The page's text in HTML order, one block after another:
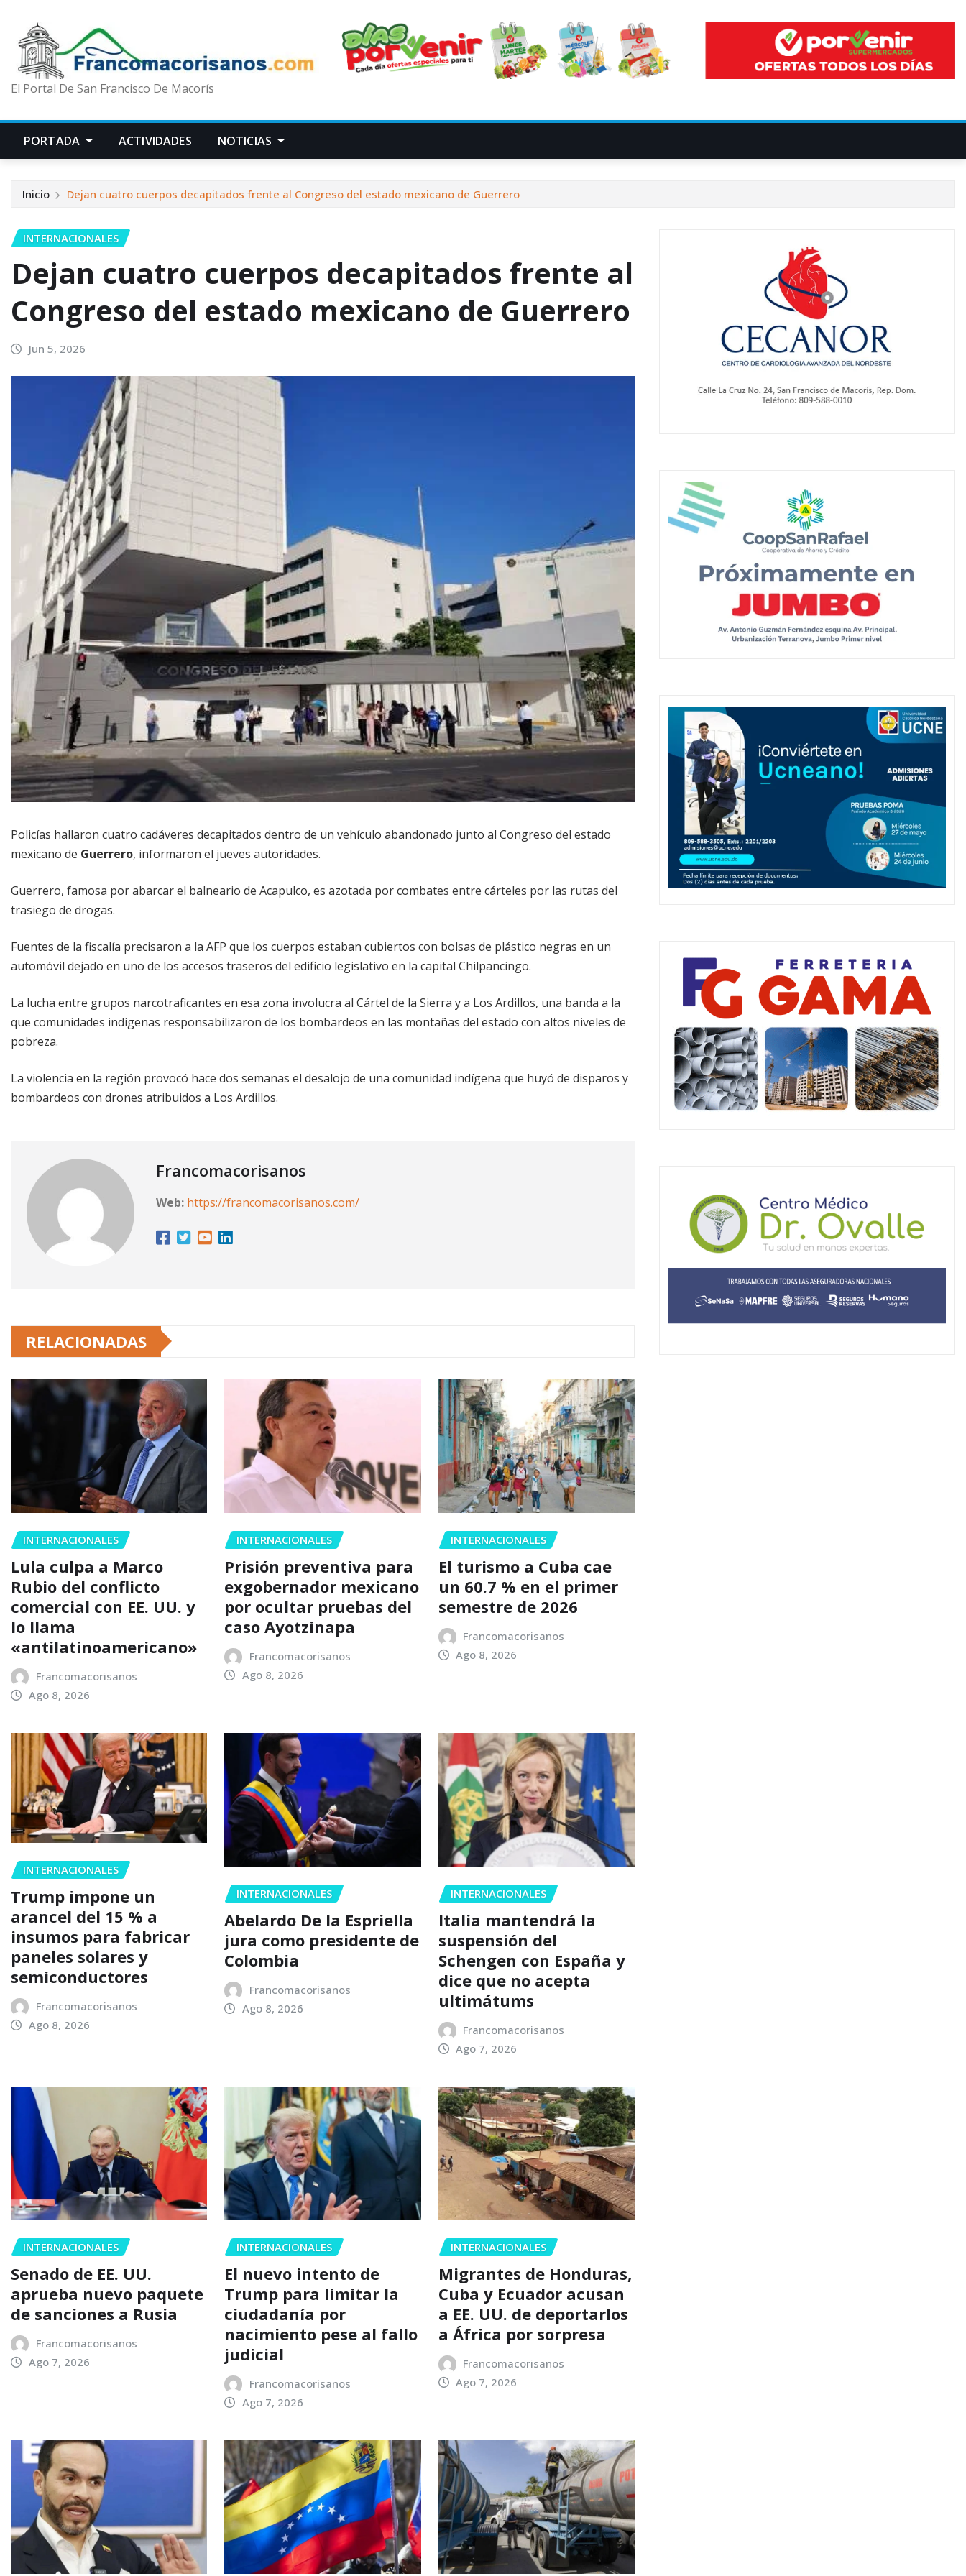
El Portal De San Francisco De Macorís
PORTADA ACTIVIDADES NOTICIAS
Inicio Dejan cuatro cuerpos decapitados frente al Congreso del estado mexicano de Guerrero
INTERNACIONALES
Dejan cuatro cuerpos decapitados frente al
Congreso del estado mexicano de Guerrero
Jun 5, 2026
Policías hallaron cuatro cadáveres decapitados dentro de un vehículo abandonado junto al Congreso del estado
mexicano de Guerrero, informaron el jueves autoridades.
Guerrero, famosa por abarcar el balneario de Acapulco, es azotada por combates entre cárteles por las rutas del
trasiego de drogas.
Fuentes de la fiscalía precisaron a la AFP que los cuerpos estaban cubiertos con bolsas de plástico negras en un
automóvil dejado en uno de los accesos traseros del edificio legislativo en la capital Chilpancingo.
La lucha entre grupos narcotraficantes en esa zona involucra al Cártel de la Sierra y a Los Ardillos, una banda a la
que comunidades indígenas responsabilizaron de los bombardeos en las montañas del estado con altos niveles de
pobreza.
La violencia en la región provocó hace dos semanas el desalojo de una comunidad indígena que huyó de disparos y
bombardeos con drones atribuidos a Los Ardillos.
Francomacorisanos
Web: https://francomacorisanos.com/
RELACIONADAS
INTERNACIONALES
Lula culpa a Marco
Rubio del conflicto
comercial con EE. UU. y
lo llama
«antilatinoamericano»
Francomacorisanos
Ago 8, 2026
INTERNACIONALES
Prisión preventiva para
exgobernador mexicano
por ocultar pruebas del
caso Ayotzinapa
Francomacorisanos
Ago 8, 2026
INTERNACIONALES
El turismo a Cuba cae
un 60.7 % en el primer
semestre de 2026
Francomacorisanos
Ago 8, 2026
INTERNACIONALES
Trump impone un
arancel del 15 % a
insumos para fabricar
paneles solares y
semiconductores
Francomacorisanos
Ago 8, 2026
INTERNACIONALES
Abelardo De la Espriella
jura como presidente de
Colombia
Francomacorisanos
Ago 8, 2026
INTERNACIONALES
Italia mantendrá la
suspensión del
Schengen con España y
dice que no acepta
ultimátums
Francomacorisanos
Ago 7, 2026
INTERNACIONALES
Senado de EE. UU.
aprueba nuevo paquete
de sanciones a Rusia
Francomacorisanos
Ago 7, 2026
INTERNACIONALES
El nuevo intento de
Trump para limitar la
ciudadanía por
nacimiento pese al fallo
judicial
Francomacorisanos
Ago 7, 2026
INTERNACIONALES
Migrantes de Honduras,
Cuba y Ecuador acusan
a EE. UU. de deportarlos
a África por sorpresa
Francomacorisanos
Ago 7, 2026